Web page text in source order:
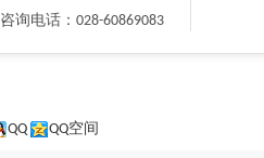
咨询电话：028-60869083
QQ QQ空间